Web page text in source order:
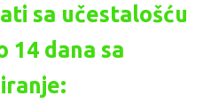
sa učestalošću
14 dana sa